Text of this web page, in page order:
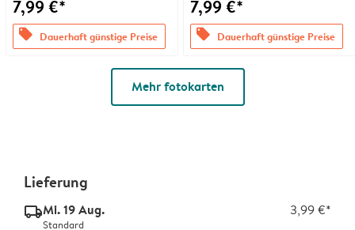
7,99 €*
offers Dauerhaft günstige Preise
7,99 €*
offers Dauerhaft günstige Preise
Mehr fotokarten
Lieferung
delivery_standard_v2Mi. 19 Aug. 3,99 €*
Standard